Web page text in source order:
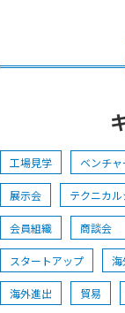
工場見学 ベンチャ
展示会 テクニカ
会員組織 商談会
スタートアップ 海
海外進出 貿易